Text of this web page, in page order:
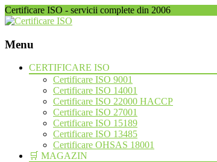
Certificare ISO - servicii complete din 2006
Menu
Skip
CERTIFICARE ISO
Certificare ISO 9001
Certificare ISO 14001
Certificare ISO 22000 HACCP
Certificare ISO 27001
Certificare ISO 15189
Certificare ISO 13485
Certificare OHSAS 18001
🛒 MAGAZIN